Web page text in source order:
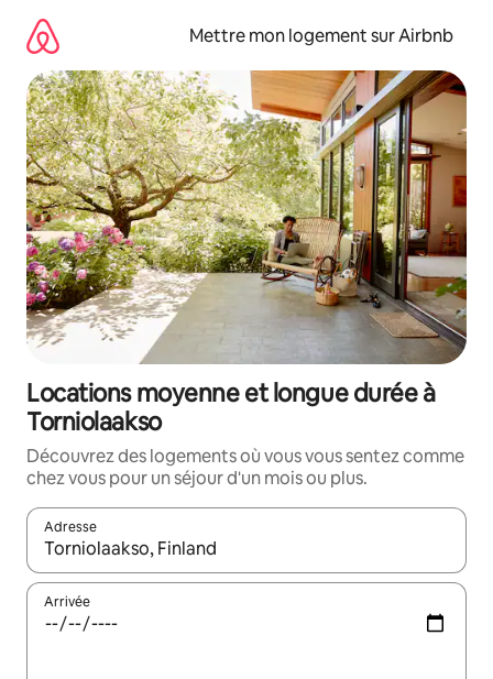
directement
contenu
Mettre mon logement sur Airbnb
Locations moyenne et longue durée à
Torniolaakso
Découvrez des logements où vous vous sentez comme
chez vous pour un séjour d'un mois ou plus.
Adresse
Lorsque les résultats s'affichent, utilisez les flèches vers le
Arrivée